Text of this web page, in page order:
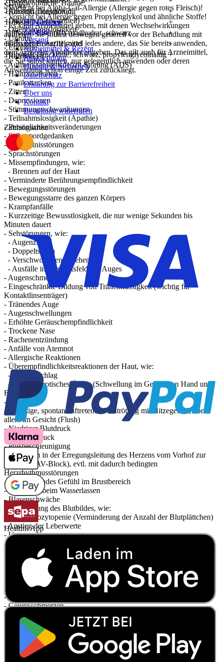
- Ungewöhnliche Träume
- Koordinationsstörung
- Delirium (Verwirrtheit)
- Orientierungslosigkeit
- Unruhe
- Euphorie
- Reizbarkeit
- Aufmerksamkeitsdefizit-Störung (ADS)
- Halluzinationen
- Panikattacken
- Zittern
- Depressionen
- Stimmungsschwankungen
- Teilnahmslosigkeit (Apathie)
- Persönlichkeitsveränderungen
- Selbstmordgedanken
- Gedächtnisstörungen
- Sprachstörungen
- Missempfindungen, wie:
- Brennen auf der Haut
- Verminderte Berührungsempfindlichkeit
- Bewegungsstörungen
- Bewegungsstarre des ganzen Körpers
- Krampfanfälle
- Kurzzeitige Bewusstlosigkeit, die nur wenige Sekunden bis
Minuten dauert
- Sehstörungen, wie:
- Augenzittern
- Doppeltsehen
- Verschwommenes Sehen
- Ausfälle im Gesichtsfeld des Auges
- Augenschmerzen
- Eingeschränkte Bildung von Tränenflüssigkeit (wichtig für
Kontaktlinsenträger)
- Tränendes Auge
- Augenschwellungen
- Erhöhte Geräuschempfindlichkeit
- Trockene Nase
- Rachenentzündung
- Anfälle von Atemnot
- Allergische Reaktionen
- Überempfindlichkeitsreaktionen der Haut, wie:
- Hautausschlag
- Angioneurotisches Ödem (Schwellung im Gesicht, an Hand und
Fuß)
- Schwitzen
- Flüchtige, spontan auftretende Hautrötung mit Hitzegefühl, vor
allem im Gesicht (Flush)
- Niedriger Blutdruck
- Bluthochdruck
- Pulsbeschleunigung
- Störungen in der Erregungsleitung des Herzens vom Vorhof zur
Kammer (AV-Block), evtl. mit dadurch bedingten
Herzrhythmusstörungen
- Beklemmendes Gefühl im Brustbereich
- Störungen beim Wasserlassen
- Blasenschwäche
- Veränderung des Blutbildes, wie:
- Thrombozytopenie (Verminderung der Anzahl der Blutplättchen)
- Anstieg der Leberwerte
- Unterzuckerung
- Anstieg der Nierenwerte (Kreatinin)
- Wassereinlagerungen (Ödeme), vor allem an den Beinen oder
Armen
- Rückenschmerzen
- Muskelschmerzen
- Muskelzuckungen
- Muskelkrämpfe
- Gelenkschmerzen
- Allgemeine Schwäche
- Durstgefühl
- Schüttelfrost
- Störungen der Sexualfunktion, wie:
- Ejakulationsstörungen (Störungen beim Samenerguss)
- Potenzstörungen
- Vorsicht bei Alpha-Gal-Allergie (Allergie gegen rotes Fleisch)!
- Vorsicht bei Allergie gegen Propylenglykol und ähnliche Stoffe!
- Es kann Arzneimittel geben, mit denen Wechselwirkungen
auftreten. Sie sollten deswegen generell vor der Behandlung mit
einem neuen Arzneimittel jedes andere, das Sie bereits anwenden,
dem Arzt oder Apotheker angeben. Das gilt auch für Arzneimittel,
die Sie selbst kaufen, nur gelegentlich anwenden oder deren
Anwendung schon einige Zeit zurückliegt.
Hilfsstoff Titandioxid
+
Hilfsstoff Gelatine
+
Hilfsstoff Eisen(III)-oxidhydrat, schwarz
+
Hilfsstoff Eisen(III)-oxid
+
Hilfsstoff Drucktinte, schwarz, propylenglycolhaltig +
Service
Hilfethemen
Zahlung
Versand
Arzneimittel & Rezept
Rücksendung
Qualität & Sicherheit
Datenschutz
Erklärung zur Barrierefreiheit
Über uns
Kontakt
Bestellung widerrufen
Zahlungsarten
Healthii App